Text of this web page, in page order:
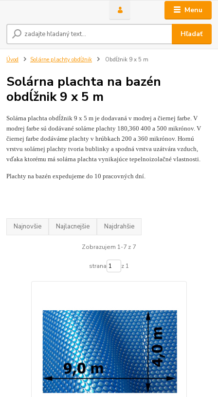
Menu
Hľadať
Úvod Solárne plachty obdĺžnik Obdĺžnik 9 x 5 m
Solárna plachta na bazén
obdĺžnik 9 x 5 m
Solárna plachta obdĺžnik 9 x 5 m je dodavaná v modrej a čiernej farbe. V
modrej farbe sú dodávané solárne plachty 180,360 400 a 500 mikrónov. V
čiernej farbe dodáváme plachty v hrúbkach 200 a 360 mikrónov. Hornú
vrstvu solárnej plachty tvoria bublinky a spodná vrstva uzátvára vzduch,
vďaka ktorému má solárna plachta vynikajúce tepelnoizolačné vlastnosti.
Plachty na bazén expedujeme do 10 pracovných dní.
Najnovšie Najlacnejšie Najdrahšie
Zobrazujem 1-7 z 7
strana z 1